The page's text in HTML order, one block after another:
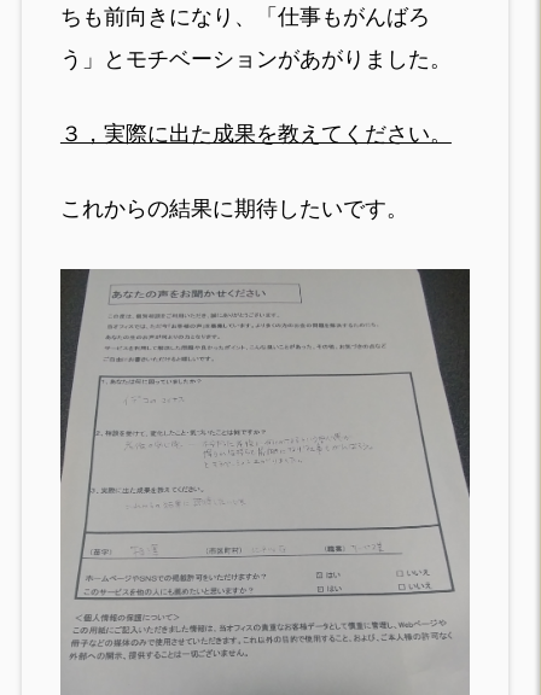
ちも前向きになり、「仕事もがんばろ
う」とモチベーションがあがりました。
３，実際に出た成果を教えてください。
これからの結果に期待したいです。